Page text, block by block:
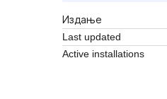
Издање
Last updated
Active installations